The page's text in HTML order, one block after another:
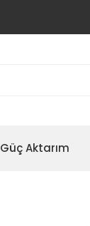
Güç Aktarım